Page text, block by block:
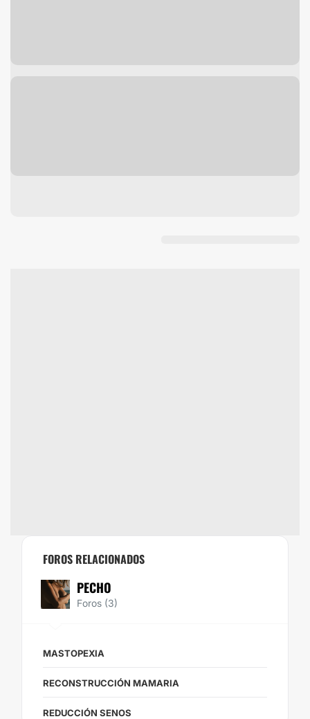
FOROS RELACIONADOS
PECHO
Foros (3)
MASTOPEXIA
RECONSTRUCCIÓN MAMARIA
REDUCCIÓN SENOS